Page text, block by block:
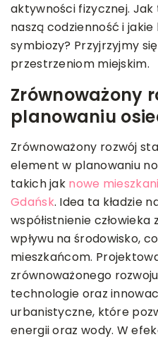
aktywności fizycznej.
naszą codzienność i
symbiozy? Przyjrzyjmy
przestrzeniom miejskim.
Zrównoważony
planowaniu
Zrównoważony rozwój
element w planowaniu
takich jak nowe
Gdańsk. Idea ta kładzie
współistnienie
wpływu na środowisko,
mieszkańcom.
zrównoważonego
technologie oraz
urbanistyczne, które
energii oraz wody. W